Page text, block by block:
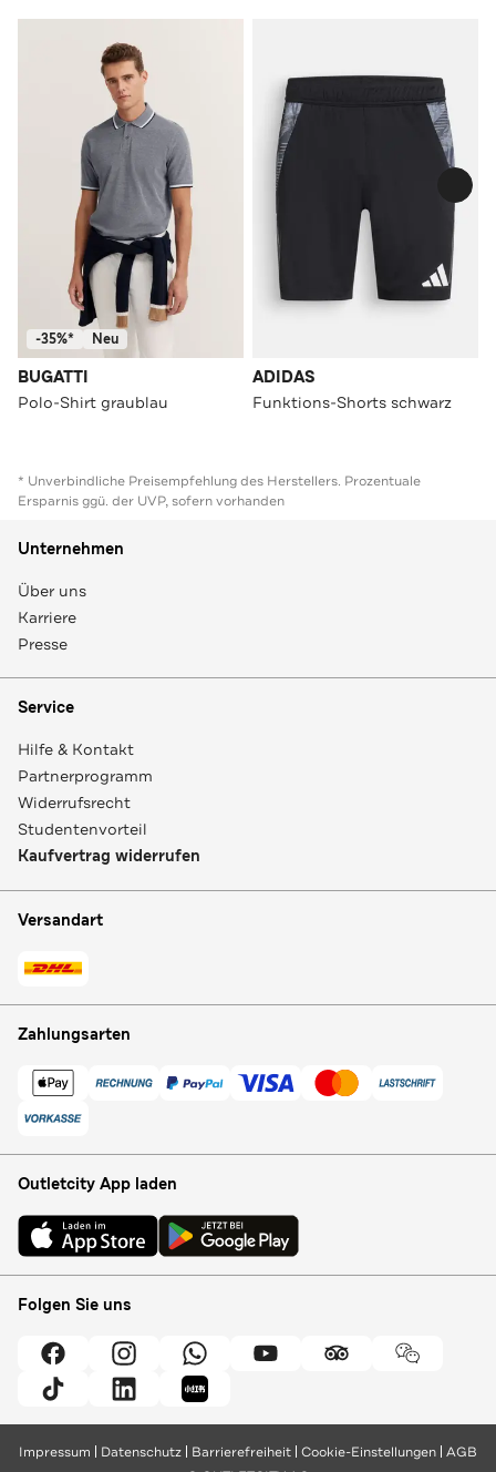
-35%* Neu
BUGATTI
Polo-Shirt graublau
ADIDAS
Funktions-Shorts schwarz
* Unverbindliche Preisempfehlung des Herstellers. Prozentuale
Ersparnis ggü. der UVP, sofern vorhanden
Unternehmen
Über uns
Karriere
Presse
Service
Hilfe & Kontakt
Partnerprogramm
Widerrufsrecht
Studentenvorteil
Kaufvertrag widerrufen
Versandart
Zahlungsarten
Outletcity App laden
Folgen Sie uns
Impressum Datenschutz Barrierefreiheit Cookie-Einstellungen AGB